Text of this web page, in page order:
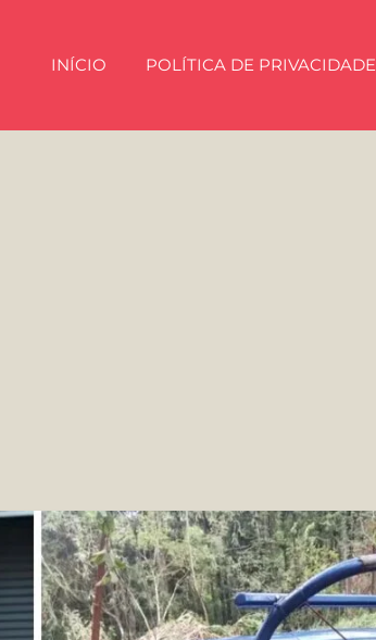
INÍCIO POLÍTICA DE PRIVACIDADE